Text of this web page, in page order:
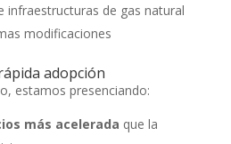
infraestructuras de gas natural
modificaciones
adopción
estamos presenciando:
más acelerada que la